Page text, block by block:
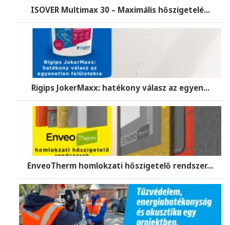
ISOVER Multimax 30 – Maximális hőszigetelé...
Rigips JokerMaxx: hatékony válasz az egyen...
EnveoTherm homlokzati hőszigetelő rendszer...